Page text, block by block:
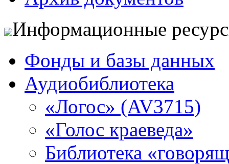
Информационные
Фонды и базы данных
Аудиобиблиотека
«Логос» (AV3715)
«Голос краеведа»
Библиотека